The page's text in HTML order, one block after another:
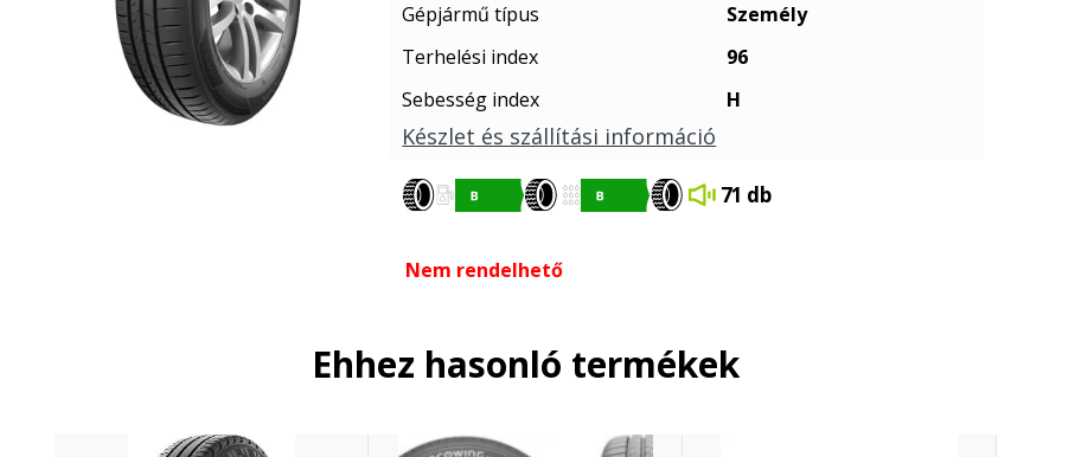
Gépjármű típus
Személy
Terhelési index
96
Sebesség index
H
Készlet és szállítási információ
71 db
Nem rendelhető
Ehhez hasonló termékek